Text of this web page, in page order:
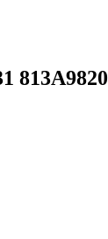
813A9820